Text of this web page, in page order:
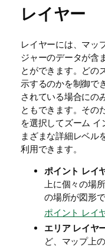
レイヤー
レイヤーには、マッ
ジャーのデータが含
とができます。どの
示するのかを制御で
されている場合にの
ともできます。その
を選択してズーム
まざまな詳細レベル
利用できます。
ポイント レイ
上に個々の場
の場所が図形
ポイント レイ
エリア レイヤ
ど、マップ上